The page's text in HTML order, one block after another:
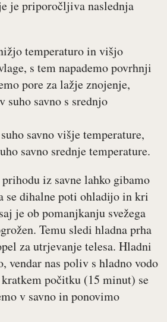
je priporočljiva naslednja
temperaturo in višjo
s tem napademo povrhnji
pore za lažje znojenje,
suho savno s srednjo
savno višje temperature,
savno srednje temperature.
iz savne lahko gibamo
se dihalne poti ohladijo in kri
je ob pomanjkanju svežega
Temu sledi hladna prha
za utrjevanje telesa. Hladni
nas poliv s hladno vodo
počitku (15 minut) se
v savno in ponovimo